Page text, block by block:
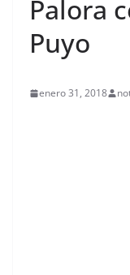
Palora
Puyo
enero 31, 2018